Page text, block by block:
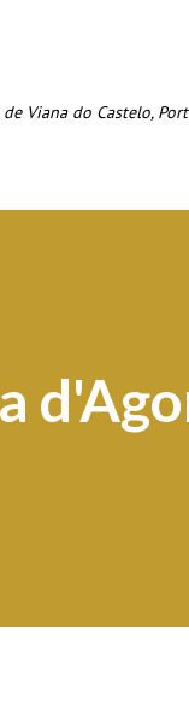
Viana do Castelo,